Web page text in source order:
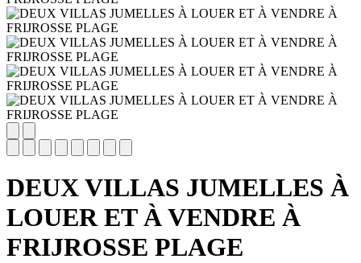
DEUX VILLAS JUMELLES À
LOUER ET À VENDRE À
FRIJROSSE PLAGE